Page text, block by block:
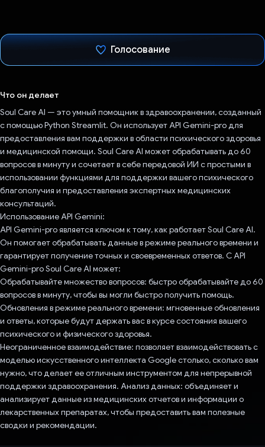
Голосование
Что он делает
Soul Care AI — это умный помощник в здравоохранении, созданный
с помощью Python Streamlit. Он использует API Gemini-pro для
предоставления вам поддержки в области психического здоровья
и медицинской помощи. Soul Care AI может обрабатывать до 60
вопросов в минуту и ​​сочетает в себе передовой ИИ с простыми в
использовании функциями для поддержки вашего психического
благополучия и предоставления экспертных медицинских
консультаций.
Использование API Gemini:
API Gemini-pro является ключом к тому, как работает Soul Care AI.
Он помогает обрабатывать данные в режиме реального времени и
гарантирует получение точных и своевременных ответов. С API
Gemini-pro Soul Care AI может:
Обрабатывайте множество вопросов: быстро обрабатывайте до 60
вопросов в минуту, чтобы вы могли быстро получить помощь.
Обновления в режиме реального времени: мгновенные обновления
и ответы, которые будут держать вас в курсе состояния вашего
психического и физического здоровья.
Неограниченное взаимодействие: позволяет взаимодействовать с
моделью искусственного интеллекта Google столько, сколько вам
нужно, что делает ее отличным инструментом для непрерывной
поддержки здравоохранения. Анализ данных: объединяет и
анализирует данные из медицинских отчетов и информации о
лекарственных препаратах, чтобы предоставить вам полезные
сводки и рекомендации.